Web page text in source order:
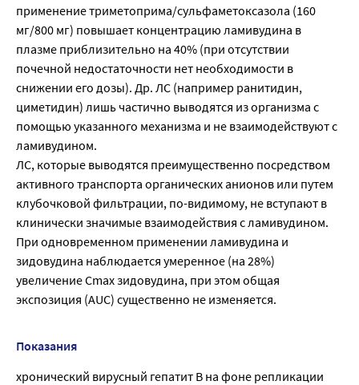
применение триметоприма/сульфаметоксазола (160
мг/800 мг) повышает концентрацию ламивудина в
плазме приблизительно на 40% (при отсутствии
почечной недостаточности нет необходимости в
снижении его дозы). Др. ЛС (например ранитидин,
циметидин) лишь частично выводятся из организма с
помощью указанного механизма и не взаимодействуют с
ламивудином.
ЛС, которые выводятся преимущественно посредством
активного транспорта органических анионов или путем
клубочковой фильтрации, по-видимому, не вступают в
клинически значимые взаимодействия с ламивудином.
При одновременном применении ламивудина и
зидовудина наблюдается умеренное (на 28%)
увеличение Cmax зидовудина, при этом общая
экспозиция (AUC) существенно не изменяется.
Показания
хронический вирусный гепатит В на фоне репликации